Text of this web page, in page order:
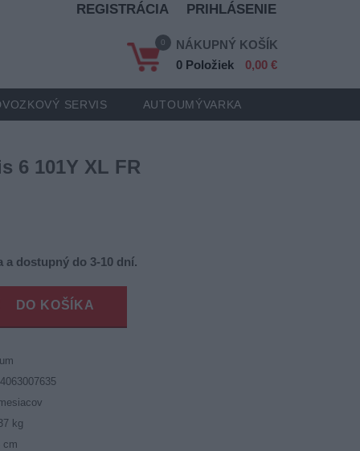
6 101Y XL FR
a dostupný do 3-10 dní.
DO KOŠÍKA
kg
cm
REGISTRÁCIA PRIHLÁSENIE
0
NÁKUPNÝ KOŠÍK
0 Položiek
0,00 €
SERVIS AUTOUMÝVARKA